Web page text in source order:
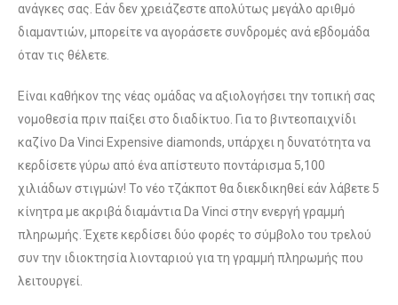
ανάγκες σας. Εάν δεν χρειάζεστε απολύτως μεγάλο αριθμό
διαμαντιών, μπορείτε να αγοράσετε συνδρομές ανά εβδομάδα
όταν τις θέλετε.
Είναι καθήκον της νέας ομάδας να αξιολογήσει την τοπική σας
νομοθεσία πριν παίξει στο διαδίκτυο. Για το βιντεοπαιχνίδι
καζίνο Da Vinci Expensive diamonds, υπάρχει η δυνατότητα να
κερδίσετε γύρω από ένα απίστευτο ποντάρισμα 5,100
χιλιάδων στιγμών! Το νέο τζάκποτ θα διεκδικηθεί εάν λάβετε 5
κίνητρα με ακριβά διαμάντια Da Vinci στην ενεργή γραμμή
πληρωμής. Έχετε κερδίσει δύο φορές το σύμβολο του τρελού
συν την ιδιοκτησία λιονταριού για τη γραμμή πληρωμής που
λειτουργεί.